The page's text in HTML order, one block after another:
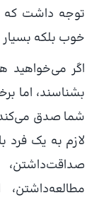
توجه داشت که
خوب بلکه
اگر
بشناسند، اما
شما صدق می‌کند،
لازم به یک